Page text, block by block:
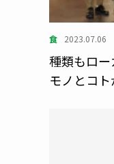
食 2023.07.06
種類もロー
モノとコ